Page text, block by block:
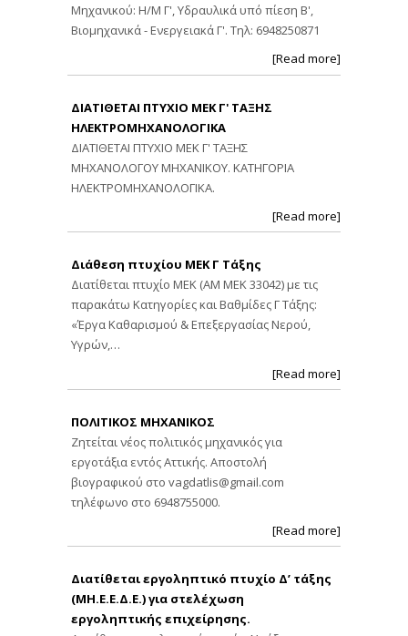
Μηχανικού: Η/Μ Γ', Υδραυλικά υπό πίεση Β',
Βιομηχανικά - Ενεργειακά Γ'. Τηλ: 6948250871
[Read more]
ΔΙΑΤΙΘΕΤΑΙ ΠΤΥΧΙΟ ΜΕΚ Γ' ΤΑΞΗΣ
ΗΛΕΚΤΡΟΜΗΧΑΝΟΛΟΓΙΚΑ
ΔΙΑΤΙΘΕΤΑΙ ΠΤΥΧΙΟ ΜΕΚ Γ' ΤΑΞΗΣ
ΜΗΧΑΝΟΛΟΓΟΥ ΜΗΧΑΝΙΚΟΥ. ΚΑΤΗΓΟΡΙΑ
ΗΛΕΚΤΡΟΜΗΧΑΝΟΛΟΓΙΚΑ.
[Read more]
Διάθεση πτυχίου ΜΕΚ Γ Τάξης
Διατίθεται πτυχίο ΜΕΚ (ΑΜ ΜΕΚ 33042) με τις
παρακάτω Κατηγορίες και Βαθμίδες Γ Τάξης:
«Έργα Καθαρισμού & Επεξεργασίας Νερού,
Υγρών,…
[Read more]
ΠΟΛΙΤΙΚΟΣ ΜΗΧΑΝΙΚΟΣ
Ζητείται νέος πολιτικός μηχανικός για
εργοτάξια εντός Αττικής. Αποστολή
βιογραφικού στο vagdatlis@gmail.com
τηλέφωνο στο 6948755000.
[Read more]
Διατίθεται εργοληπτικό πτυχίο Δ’ τάξης
(ΜΗ.Ε.Ε.Δ.Ε.) για στελέχωση
εργοληπτικής επιχείρησης.